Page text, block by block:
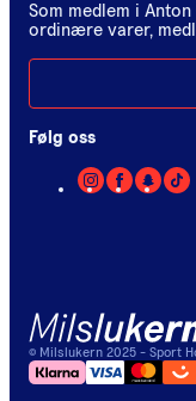
Som medlem i
ordinære varer,
Følg oss
© Milslukern 2025 - Sport